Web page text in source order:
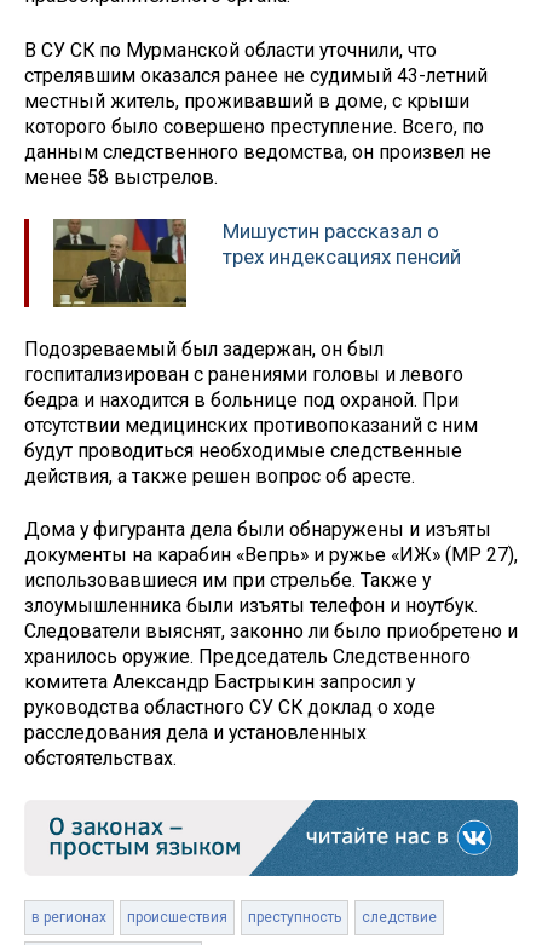
В СУ СК по Мурманской области уточнили, что
стрелявшим оказался ранее не судимый 43-летний
местный житель, проживавший в доме, с крыши
которого было совершено преступление. Всего, по
данным следственного ведомства, он произвел не
менее 58 выстрелов.
Мишустин рассказал о
трех индексациях пенсий
Подозреваемый был задержан, он был
госпитализирован с ранениями головы и левого
бедра и находится в больнице под охраной. При
отсутствии медицинских противопоказаний с ним
будут проводиться необходимые следственные
действия, а также решен вопрос об аресте.
Дома у фигуранта дела были обнаружены и изъяты
документы на карабин «Вепрь» и ружье «ИЖ» (МР 27),
использовавшиеся им при стрельбе. Также у
злоумышленника были изъяты телефон и ноутбук.
Следователи выяснят, законно ли было приобретено и
хранилось оружие. Председатель Следственного
комитета Александр Бастрыкин запросил у
руководства областного СУ СК доклад о ходе
расследования дела и установленных
обстоятельствах.
в регионах происшествия преступность следствие